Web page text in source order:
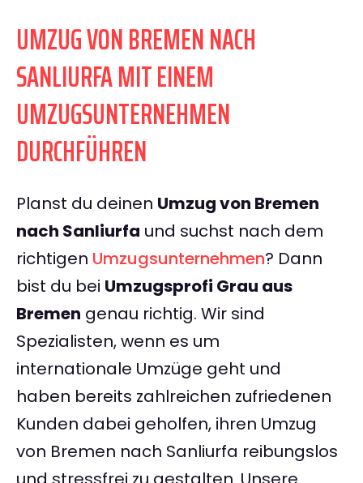
UMZUG VON BREMEN NACH
SANLIURFA MIT EINEM
UMZUGSUNTERNEHMEN
DURCHFÜHREN
Planst du deinen Umzug von Bremen
nach Sanliurfa und suchst nach dem
richtigen Umzugsunternehmen? Dann
bist du bei Umzugsprofi Grau aus
Bremen genau richtig. Wir sind
Spezialisten, wenn es um
internationale Umzüge geht und
haben bereits zahlreichen zufriedenen
Kunden dabei geholfen, ihren Umzug
von Bremen nach Sanliurfa reibungslos